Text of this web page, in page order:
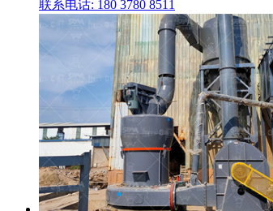
联系电话: 180 3780 8511